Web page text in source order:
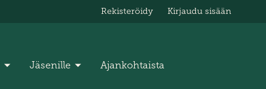
Rekisteröidy Kirjaudu sisään
Jäsenille Ajankohtaista